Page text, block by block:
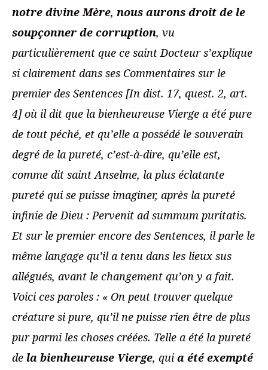
notre divine Mère, nous aurons droit de le
soupçonner de corruption, vu
particulièrement que ce saint Docteur s’explique
si clairement dans ses Commentaires sur le
premier des Sentences [In dist. 17, quest. 2, art.
4] où il dit que la bienheureuse Vierge a été pure
de tout péché, et qu’elle a possédé le souverain
degré de la pureté, c’est-à-dire, qu’elle est,
comme dit saint Anselme, la plus éclatante
pureté qui se puisse imaginer, après la pureté
infinie de Dieu : Pervenit ad summum puritatis.
Et sur le premier encore des Sentences, il parle le
même langage qu’il a tenu dans les lieux sus
allégués, avant le changement qu’on y a fait.
Voici ces paroles : « On peut trouver quelque
créature si pure, qu’il ne puisse rien être de plus
pur parmi les choses créées. Telle a été la pureté
de la bienheureuse Vierge, qui a été exempté